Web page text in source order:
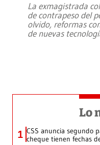
La exmagistrada
de contrapeso del
olvido, reformas
de nuevas
Lo
1 CSS anuncia segundo
cheque tienen fechas